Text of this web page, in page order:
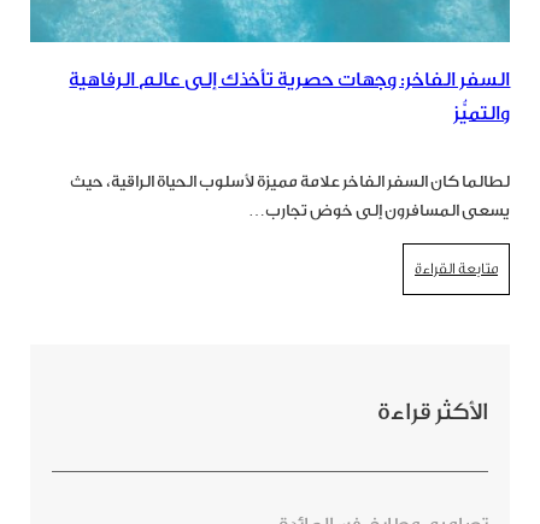
السفر الفاخر: وجهات حصرية تأخذك إلى عالم الرفاهية
والتميُّز
لطالما كان السفر الفاخر علامة مميزة لأسلوب الحياة الراقية، حيث
يسعى المسافرون إلى خوض تجارب…
متابعة القراءة
الأكثر قراءة